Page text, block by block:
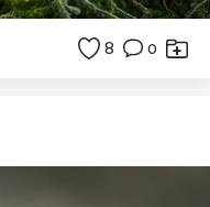
8 0